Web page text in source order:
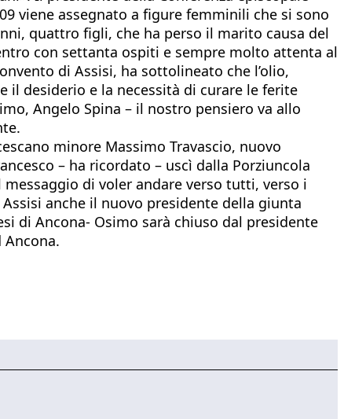
viene assegnato a figure femminili che si sono
quattro figli, che ha perso il marito causa del
con settanta ospiti e sempre molto attenta al
di Assisi, ha sottolineato che l’olio,
il desiderio e la necessità di curare le ferite
Angelo Spina – il nostro pensiero va allo
minore Massimo Travascio, nuovo
– ha ricordato – uscì dalla Porziuncola
di voler andare verso tutti, verso i
anche il nuovo presidente della giunta
di Ancona- Osimo sarà chiuso dal presidente